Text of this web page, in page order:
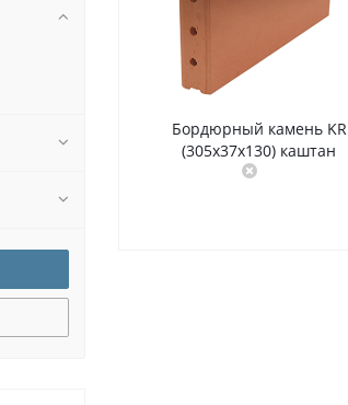
Бордюрный камень KR
(305х37х130) каштан